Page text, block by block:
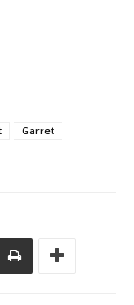
Garret